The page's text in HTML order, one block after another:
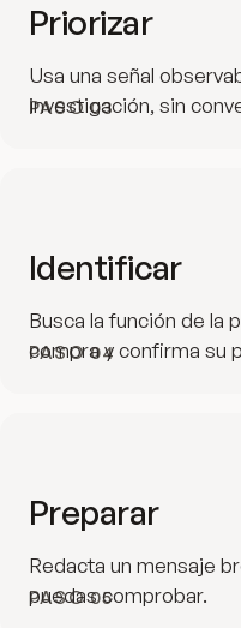
PASO03
Priorizar
Usa una señal
investigación, sin
PASO04
Identificar
Busca la función de la
compra y confirma su
PASO05
Preparar
Redacta un mensaje
puedas comprobar.